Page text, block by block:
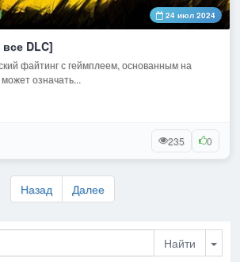
24 июл 2024
DLC]
файтинг с геймплеем, основанным на
означать...
235 0
Назад Далее